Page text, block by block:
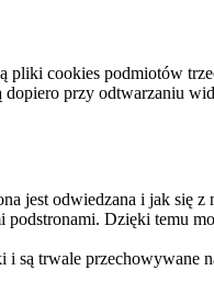
cookies podmiotów
przy odtwarzaniu
jest odwiedzana i jak się
Dzięki temu
są trwale przechowywane